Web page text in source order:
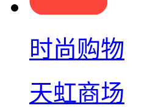
时尚购物
天虹商场